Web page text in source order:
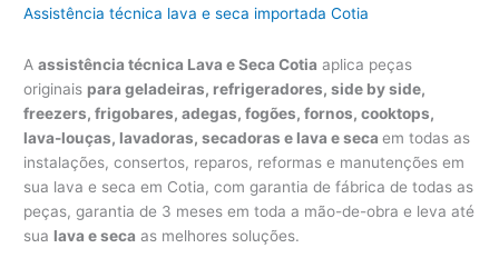
Assistência técnica lava e seca importada Cotia
Aassistência técnica Lava e Seca Cotia aplica peças
originais para geladeiras, refrigeradores, side by side,
freezers, frigobares, adegas, fogões, fornos, cooktops,
lava-louças, lavadoras, secadoras e lava e secaem todas as
instalações, consertos, reparos, reformas e manutenções em
sua lava e seca em Cotia, com garantia de fábrica de todas as
peças, garantia de 3 meses em toda a mão-de-obra e leva até
sua lava e seca as melhores soluções.